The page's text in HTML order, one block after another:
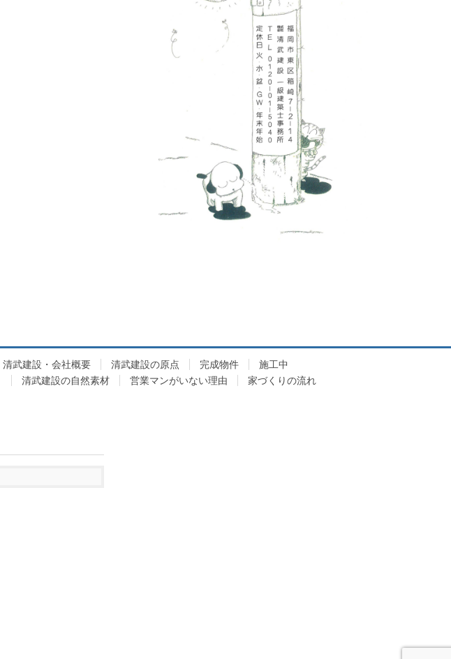
清武建設・会社概要 清武建設の原点 完成物件
施工中
清武建設の自然素材 営業マンがいない理由
家づくりの流れ